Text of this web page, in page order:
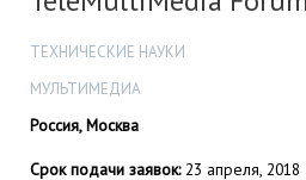
ТЕХНИЧЕСКИЕ НАУКИ
МУЛЬТИМЕДИА
Россия, Москва
Срок подачи заявок:23 апреля, 2018